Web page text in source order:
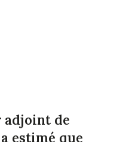
adjoint de
estimé que